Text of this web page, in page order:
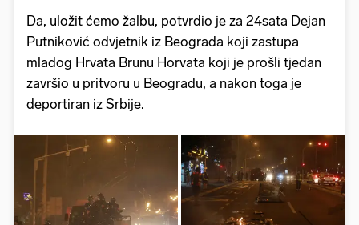
Da, uložit ćemo žalbu, potvrdio je za 24sata Dejan
Putniković odvjetnik iz Beograda koji zastupa
mladog Hrvata Brunu Horvata koji je prošli tjedan
završio u pritvoru u Beogradu, a nakon toga je
deportiran iz Srbije.